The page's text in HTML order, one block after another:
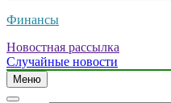
Финансы
Новостная рассылка
Случайные новости
Меню